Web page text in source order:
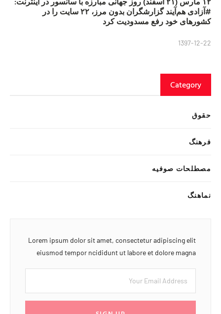
#آزادی هم‌آیند گزارشگران‌ بدون مرز، ۲۲ سایت را در
کشورهای خود رفع مسدودیت کرد
1397-12-22
Category
حقوق
فرهنگ
مصطلحات صوفیه
نماهنگ
Lorem ipsum dolor sit amet, consectetur adipiscing elit
eiusmod tempor ncididunt ut labore et dolore magna